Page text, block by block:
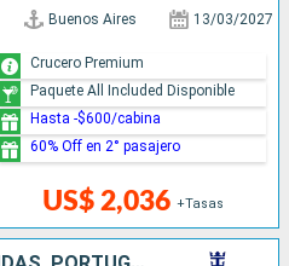
Buenos Aires 13/03/2027
US$ 2,036 +Tasas
Crucero Premium
Paquete All Included Disponible
Hasta -$600/cabina
60% Off en 2° pasajero